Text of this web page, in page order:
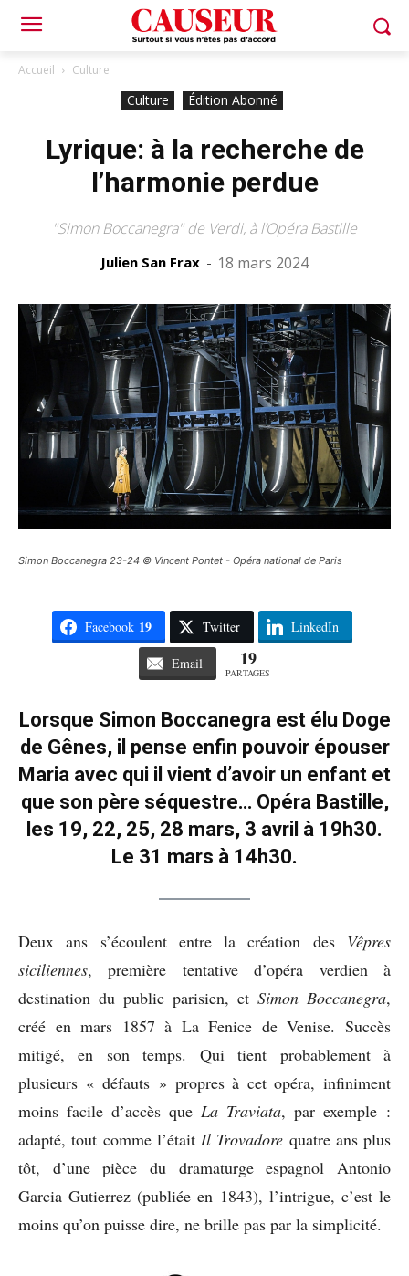
Accueil Culture
Culture Édition Abonné
Lyrique: à la recherche de
l’harmonie perdue
"Simon Boccanegra" de Verdi, à l’Opéra Bastille
Julien San Frax - 18 mars 2024
Simon Boccanegra 23-24 © Vincent Pontet - Opéra national de Paris
Facebook 19 Twitter LinkedIn
Email 19
PARTAGES
Lorsque Simon Boccanegra est élu Doge
de Gênes, il pense enfin pouvoir épouser
Maria avec qui il vient d’avoir un enfant et
que son père séquestre… Opéra Bastille,
les 19, 22, 25, 28 mars, 3 avril à 19h30.
Le 31 mars à 14h30.
Deux ans s’écoulent entre la création des Vêpres
siciliennes, première tentative d’opéra verdien à
destination du public parisien, et Simon Boccanegra,
créé en mars 1857 à La Fenice de Venise. Succès
mitigé, en son temps. Qui tient probablement à
plusieurs « défauts » propres à cet opéra, infiniment
moins facile d’accès que La Traviata, par exemple :
adapté, tout comme l’était Il Trovadore quatre ans plus
tôt, d’une pièce du dramaturge espagnol Antonio
Garcia Gutierrez (publiée en 1843), l’intrigue, c’est le
moins qu’on puisse dire, ne brille pas par la simplicité.